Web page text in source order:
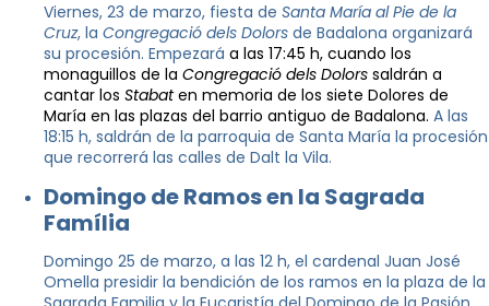
Viernes, 23 de marzo, fiesta de Santa María al Pie de la
Cruz, la Congregació dels Dolors de Badalona organizará
su procesión. Empezará a las 17:45 h, cuando los
monaguillos de la Congregació dels Dolors saldrán a
cantar los Stabaten memoria de los siete Dolores de
María en las plazas del barrio antiguo de Badalona. A las
18:15 h, saldrán de la parroquia de Santa María la procesión
que recorrerá las calles de Dalt la Vila.
Domingo de Ramos en la Sagrada
Família
Domingo 25 de marzo, a las 12 h, el cardenal Juan José
Omella presidir la bendición de los ramos en la plaza de la